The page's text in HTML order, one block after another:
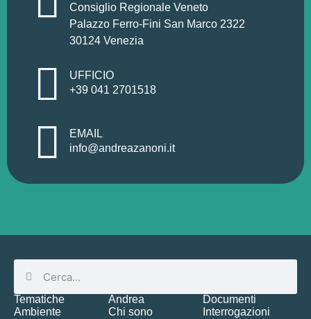
Consiglio Regionale Veneto
Palazzo Ferro-Fini San Marco 2322
30124 Venezia
UFFICIO
+39 041 2701518
EMAIL
info@andreazanoni.it
Tematiche
Ambiente
Andrea
Chi sono
Documenti
Interrogazioni